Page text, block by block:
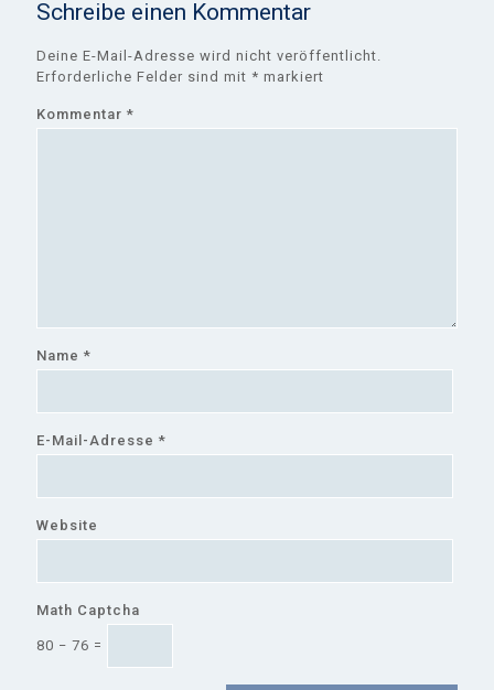
Schreibe einen Kommentar
Deine E-Mail-Adresse wird nicht veröffentlicht.
Erforderliche Felder sind mit * markiert
Kommentar *
Name *
E-Mail-Adresse *
Website
Math Captcha
80 − 76 =